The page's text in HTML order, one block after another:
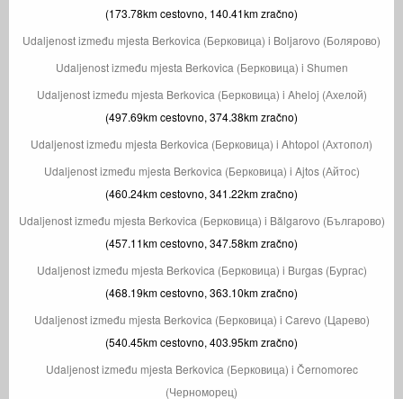
(173.78km cestovno, 140.41km zračno)
Udaljenost između mjesta Berkovica (Берковица) i Boljarovo (Болярово)
Udaljenost između mjesta Berkovica (Берковица) i Shumen
Udaljenost između mjesta Berkovica (Берковица) i Aheloj (Ахелой)
(497.69km cestovno, 374.38km zračno)
Udaljenost između mjesta Berkovica (Берковица) i Ahtopol (Ахтопол)
Udaljenost između mjesta Berkovica (Берковица) i Ajtos (Айтос)
(460.24km cestovno, 341.22km zračno)
Udaljenost između mjesta Berkovica (Берковица) i Bălgarovo (Българово)
(457.11km cestovno, 347.58km zračno)
Udaljenost između mjesta Berkovica (Берковица) i Burgas (Бургас)
(468.19km cestovno, 363.10km zračno)
Udaljenost između mjesta Berkovica (Берковица) i Carevo (Царево)
(540.45km cestovno, 403.95km zračno)
Udaljenost između mjesta Berkovica (Берковица) i Černomorec
(Черноморец)